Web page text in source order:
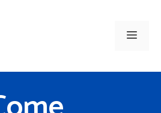
Menu